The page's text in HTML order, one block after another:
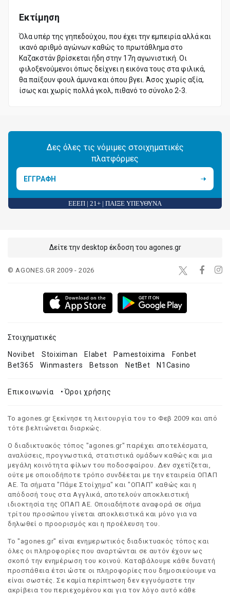
Εκτίμηση
Όλα υπέρ της γηπεδούχου, που έχει την εμπειρία αλλά και
ικανό αριθμό αγώνων καθώς το πρωτάθλημα στο
Καζακστάν βρίσκεται ήδη στην 17η αγωνιστική. Οι
φιλοξενούμενοι όπως δείχνει η εικόνα τους στα φιλικά,
θα παίξουν φουλ άμυνα και όπου βγει. Άσος χωρίς αξία,
ίσως και χωρίς πολλά γκολ, πιθανό το σύνολο 2-3.
Δες όλες τις νόμιμες στοιχηματικές
πλατφόρμες
ΕΓΓΡΑΦΗ
ΕΕΕΠ | 21+ | ΠΑΙΞΕ ΥΠΕΥΘΥΝΑ
Δείτε την desktop έκδοση του agones.gr
© AGONES.GR 2009 - 2026
Στοιχηματικές
Novibet Stoiximan Elabet Pamestoixima
Fonbet
Bet365
Winmasters Betsson NetBet N1Casino
Επικοινωνία •Όροι χρήσης
Το agones.gr ξεκίνησε τη λειτουργία του το Φεβ 2009 και από
τότε βελτιώνεται διαρκώς.
Ο διαδικτυακός τόπος "agones.gr" παρέχει αποτελέσματα,
αναλύσεις, προγνωστικά, στατιστικά ομάδων καθώς και μια
μεγάλη κοινότητα φίλων του ποδοσφαίρου. Δεν σχετίζεται,
ούτε με οποιοδήποτε τρόπο συνδέεται με την εταιρεία ΟΠΑΠ
ΑΕ. Τα σήματα "Πάμε Στοίχημα" και "ΟΠΑΠ" καθώς και η
απόδοσή τους στα Αγγλικά, αποτελούν αποκλειστική
ιδιοκτησία της ΟΠΑΠ ΑΕ. Οποιαδήποτε αναφορά σε σήμα
τρίτου προσώπου γίνεται αποκλειστικά και μόνο για να
δηλωθεί ο προορισμός και η προέλευση του.
Το "agones.gr" είναι ενημερωτικός διαδικτυακός τόπος και
όλες οι πληροφορίες που αναρτώνται σε αυτόν έχουν ως
σκοπό την ενημέρωση του κοινού. Καταβάλουμε κάθε δυνατή
προσπάθεια έτσι ώστε οι πληροφορίες που δημοσιεύουμε να
είναι σωστές. Σε καμία περίπτωση δεν εγγυόμαστε την
ακρίβεια του περιεχομένου και για τον λόγο αυτό κάθε